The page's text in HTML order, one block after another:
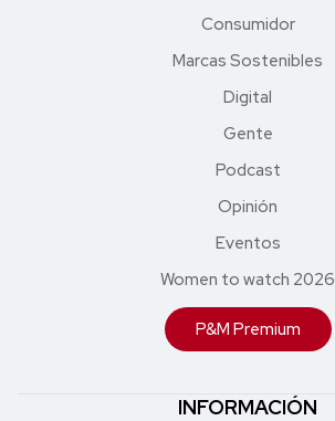
Consumidor
Marcas Sostenibles
Digital
Gente
Podcast
Opinión
Eventos
Women to watch 2026
P&M Premium
INFORMACIÓN